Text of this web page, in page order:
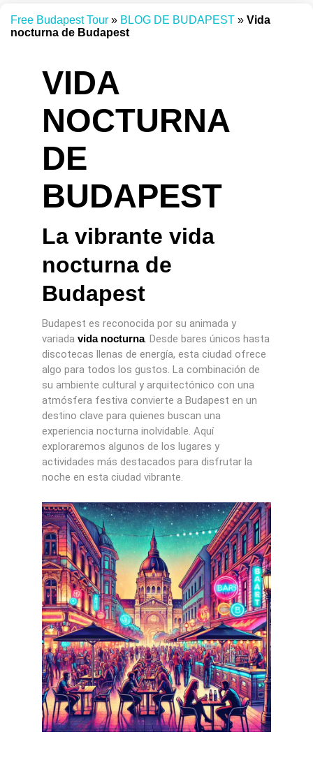
Free Budapest Tour » BLOG DE BUDAPEST » Vida
nocturna de Budapest
VIDA
NOCTURNA
DE
BUDAPEST
La vibrante vida
nocturna de
Budapest
Budapest es reconocida por su animada y
variada vida nocturna. Desde bares únicos hasta
discotecas llenas de energía, esta ciudad ofrece
algo para todos los gustos. La combinación de
su ambiente cultural y arquitectónico con una
atmósfera festiva convierte a Budapest en un
destino clave para quienes buscan una
experiencia nocturna inolvidable. Aquí
exploraremos algunos de los lugares y
actividades más destacados para disfrutar la
noche en esta ciudad vibrante.